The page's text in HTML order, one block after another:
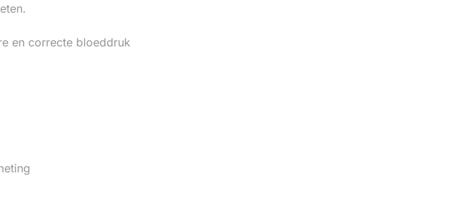
en correcte bloeddruk